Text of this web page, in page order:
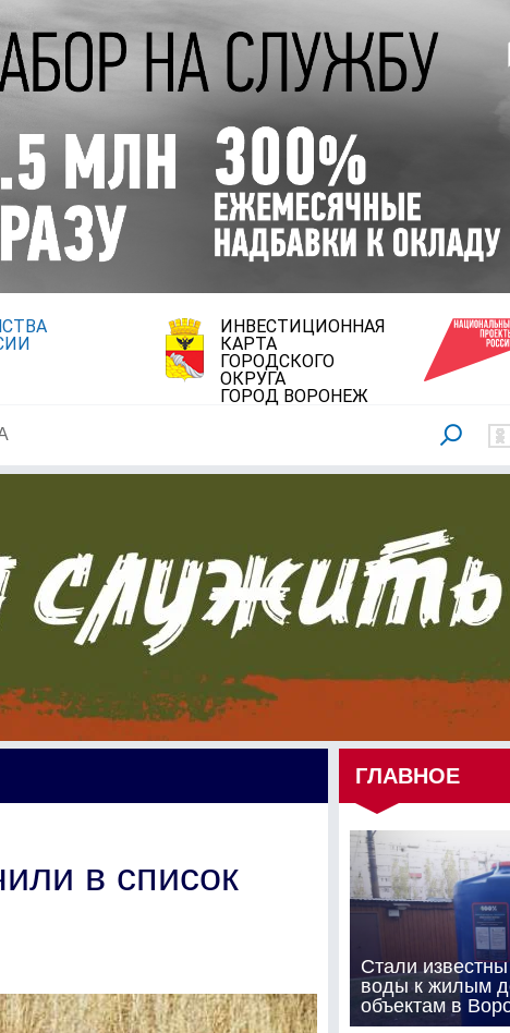
ИНВЕСТИЦИОННАЯ
КАРТА
ГОРОДСКОГО
ОКРУГА
ГОРОД ВОРОНЕЖ
в список
ГЛАВНОЕ
Стали
воды к жилым
объектам в